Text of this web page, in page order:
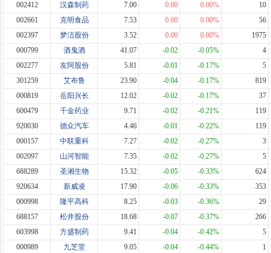
002412
汉森制药 7.00 0.00 0.00%
10
002661
克明食品 7.53 0.00 0.00%
56
002397
梦洁股份 3.52 0.00 0.00%
1975
000799
酒鬼酒 41.07 -0.02 -0.05%
4
002277
友阿股份 5.81 -0.01 -0.17%
5
301259
艾布鲁 23.90 -0.04 -0.17%
819
000819
岳阳兴长 12.02 -0.02 -0.17%
37
600479
千金药业 9.71 -0.02 -0.21%
119
920030
德众汽车 4.46 -0.01 -0.22%
119
000157
中联重科 7.27 -0.02 -0.27%
3
002097
山河智能 7.35 -0.02 -0.27%
5
688289
圣湘生物 15.32 -0.05 -0.33%
624
920634
新威凌 17.90 -0.06 -0.33%
353
000998
隆平高科 8.25 -0.03 -0.36%
29
688157
松井股份 18.68 -0.07 -0.37%
266
603998
方盛制药 9.41 -0.04 -0.42%
5
000989
九芝堂 9.05 -0.04 -0.44%
1